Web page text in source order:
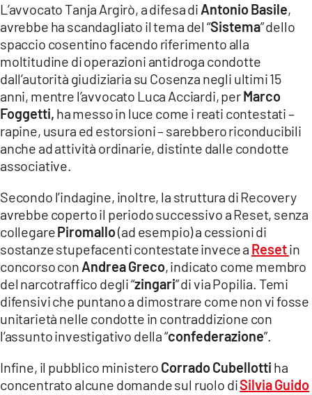
L’avvocato Tanja Argirò, a difesa di Antonio Basile,
avrebbe ha scandagliato il tema del “Sistema” dello
spaccio cosentino facendo riferimento alla
moltitudine di operazioni antidroga condotte
dall’autorità giudiziaria su Cosenza negli ultimi 15
anni, mentre l’avvocato Luca Acciardi, perMarco
Foggetti, ha messo in luce come i reati contestati –
rapine, usura ed estorsioni – sarebbero riconducibili
anche ad attività ordinarie, distinte dalle condotte
associative.
Secondo l’indagine, inoltre, la struttura di Recovery
avrebbe coperto il periodo successivo a Reset, senza
collegarePiromallo(ad esempio) a cessioni di
sostanze stupefacenti contestate invece a Resetin
concorso con Andrea Greco, indicato come membro
del narcotraffico degli “zingari” di via Popilia. Temi
difensivi che puntano a dimostrare come non vi fosse
unitarietà nelle condotte in contraddizione con
l’assunto investigativo della “confederazione”.
Infine, il pubblico ministero Corrado Cubellotti ha
concentrato alcune domande sul ruolo diSilvia Guido